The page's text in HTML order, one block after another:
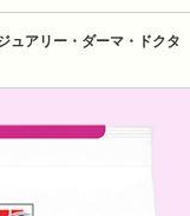
ュアリー・ダーマ・ドクタ